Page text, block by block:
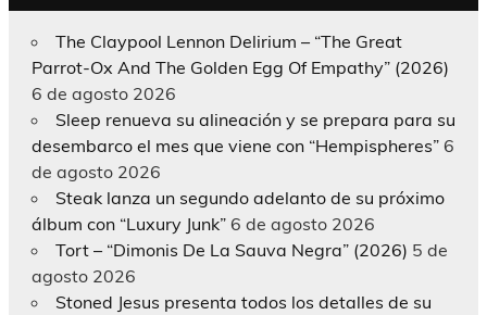
The Claypool Lennon Delirium – “The Great
Parrot-Ox And The Golden Egg Of Empathy” (2026)
6 de agosto 2026
Sleep renueva su alineación y se prepara para su
desembarco el mes que viene con “Hempispheres” 6
de agosto 2026
Steak lanza un segundo adelanto de su próximo
álbum con “Luxury Junk” 6 de agosto 2026
Tort – “Dimonis De La Sauva Negra” (2026) 5 de
agosto 2026
Stoned Jesus presenta todos los detalles de su